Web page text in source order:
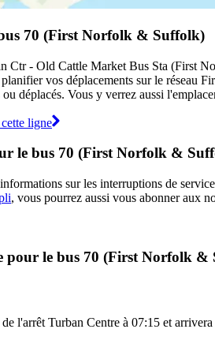
70 (First Norfolk & Suffolk)
Ctr - Old Cattle Market Bus Sta (First
vos déplacements sur le réseau
ou déplacés. Vous y verrez aussi
ligne
le bus 70 (First Norfolk &
sur les interruptions de
, vous pourrez aussi vous abonner aux
pour le bus 70 (First Norfolk &
l'arrêt Turban Centre à 07:15 et